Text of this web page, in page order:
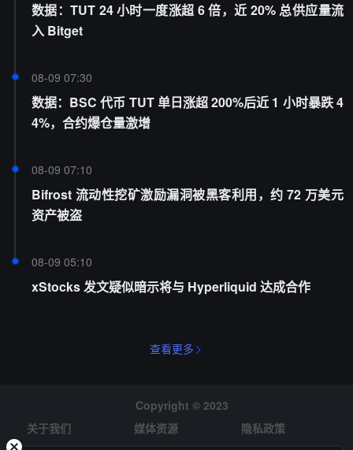
数据：TUT 24 小时一度涨超 6 倍，近 20% 总供应量流
入 Bitget
08-09 07:30
数据：BSC 代币 TUT 单日涨超 200%后近 1 小时暴跌 4
4%，合约爆仓量激增
08-09 07:10
Bifrost 流动性挖矿激励漏洞被黑客利用，约 72 万美元
资产被盗
08-09 05:10
xStocks 发文疑似暗示将与 Hyperliquid 达成合作
查看更多
Copyright © 2023
关于我们
媒体资源
隐私政策